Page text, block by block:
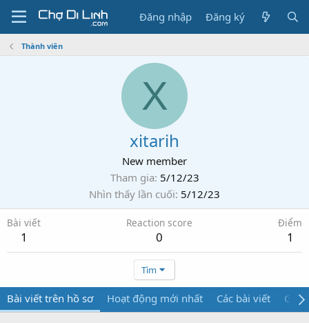
Đăng nhập Đăng ký
Thành viên
X
xitarih
New member
Tham gia 5/12/23
Nhìn thấy lần cuối 5/12/23
Bài viết
1
Reaction score
0
Điểm
1
Tìm
Bài viết trên hồ sơ Hoạt động mới nhất Các bài viết Giới